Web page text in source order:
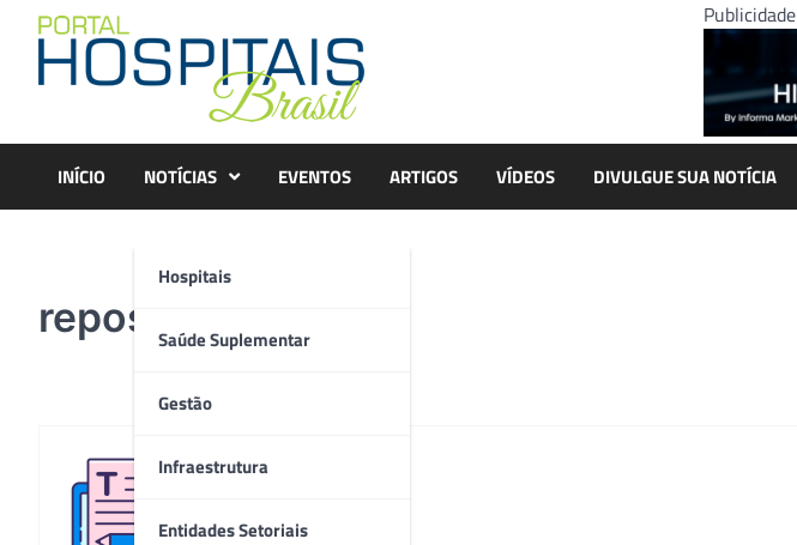
content
Publicidade
INÍCIO NOTÍCIAS
Hospitais
Saúde Suplementar
Gestão
Infraestrutura
Entidades Setoriais
EVENTOS ARTIGOS VÍDEOS DIVULGUE SUA NOTÍCIA
reposição